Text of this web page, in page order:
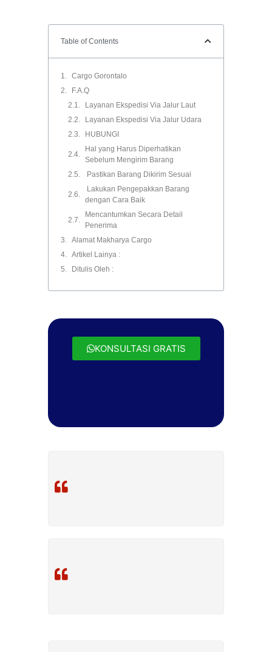
Table of Contents
Cargo Gorontalo
F.A.Q
Layanan Ekspedisi Via Jalur Laut
Layanan Ekspedisi Via Jalur Udara
HUBUNGI
Hal yang Harus Diperhatikan
Sebelum Mengirim Barang
Pastikan Barang Dikirim Sesuai
Lakukan Pengepakkan Barang
dengan Cara Baik
Mencantumkan Secara Detail
Penerima
Alamat Makharya Cargo
Artikel Lainya :
Ditulis Oleh :
KONSULTASI GRATIS